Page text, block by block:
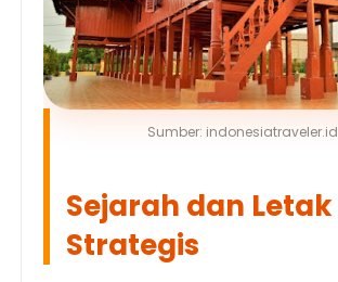
Sumber: indonesiatraveler.id
Sejarah dan Letak
Strategis